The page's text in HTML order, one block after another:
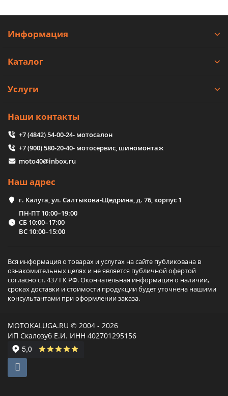
Информация
Каталог
Услуги
Наши контакты
+7 (4842) 54-00-24- мотосалон
+7 (900) 580-20-40- мотосервис, шиномонтаж
moto40@inbox.ru
Наш адрес
г. Калуга, ул. Салтыкова-Щедрина, д. 76, корпус 1
ПН-ПТ 10:00–19:00
СБ 10:00–17:00
ВС 10:00–15:00
Вся информация о товарах и услугах на сайте публикована в
ознакомительных целях и не является публичной офертой
согласно ст. 437 ГК РФ. Окончательная информация о наличии,
сроках доставки и стоимости продукции будет уточнена нашими
консультантами при оформлении заказа.
MOTOKALUGA.RU © 2004 - 2026
ИП Скалозуб Е.И. ИНН 402701295156